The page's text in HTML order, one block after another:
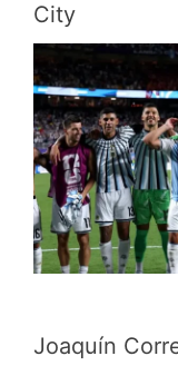
City
Joaquín